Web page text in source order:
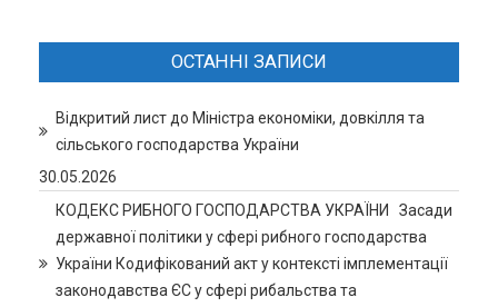
ОСТАННІ ЗАПИСИ
Відкритий лист до Міністра економіки, довкілля та
сільського господарства України
30.05.2026
КОДЕКС РИБНОГО ГОСПОДАРСТВА УКРАЇНИ Засади
державної політики у сфері рибного господарства
України Кодифікований акт у контексті імплементації
законодавства ЄС у сфері рибальства та